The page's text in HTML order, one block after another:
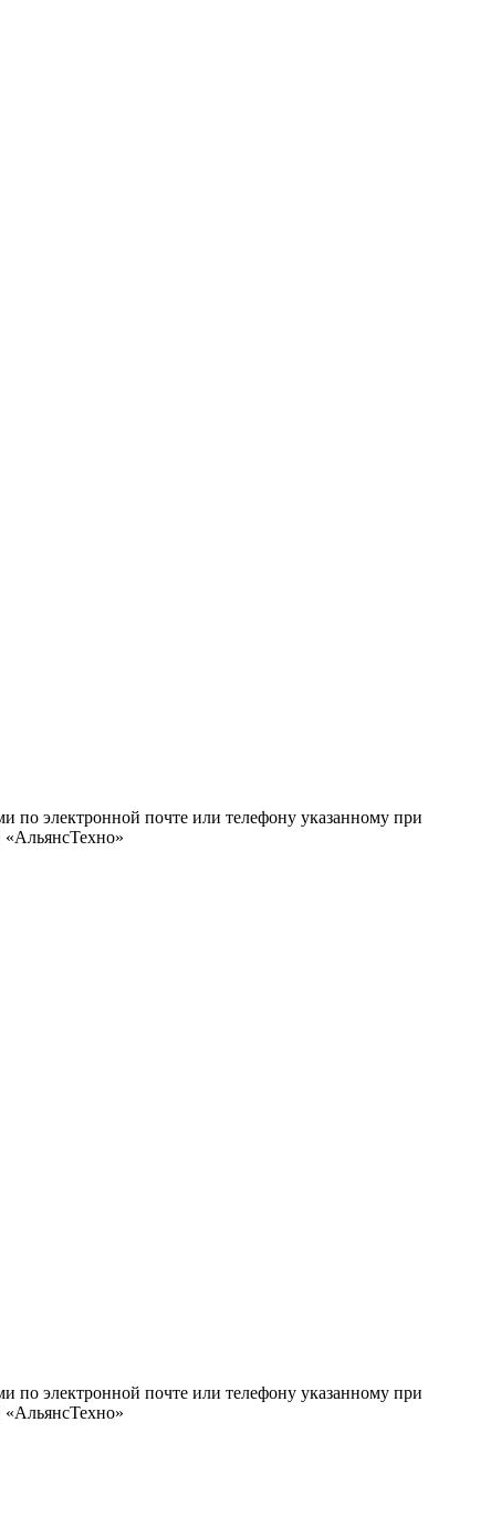
по электронной почте или телефону указанному при
«АльянсТехно»
по электронной почте или телефону указанному при
«АльянсТехно»